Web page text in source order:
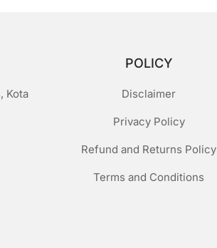
Kota
POLICY
Disclaimer
Privacy Policy
Refund and Returns Policy
Terms and Conditions